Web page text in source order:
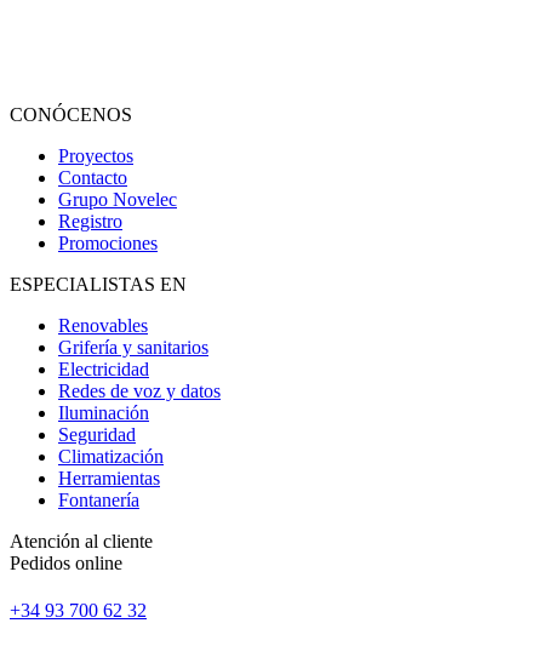
CONÓCENOS
Proyectos
Contacto
Grupo Novelec
Registro
Promociones
ESPECIALISTAS EN
Renovables
Grifería y sanitarios
Electricidad
Redes de voz y datos
Iluminación
Seguridad
Climatización
Herramientas
Fontanería
Atención al cliente
Pedidos online
+34 93 700 62 32